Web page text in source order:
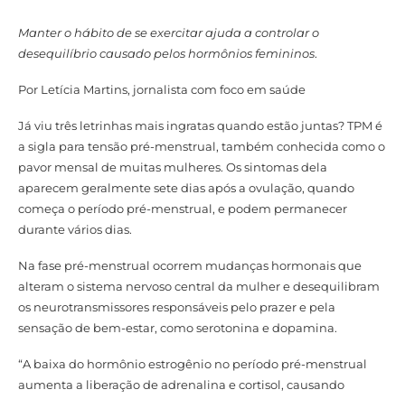
Manter o hábito de se exercitar ajuda a controlar o
desequilíbrio causado pelos hormônios femininos.
Por Letícia Martins, jornalista com foco em saúde
Já viu três letrinhas mais ingratas quando estão juntas? TPM é
a sigla para tensão pré-menstrual, também conhecida como o
pavor mensal de muitas mulheres. Os sintomas dela
aparecem geralmente sete dias após a ovulação, quando
começa o período pré-menstrual, e podem permanecer
durante vários dias.
Na fase pré-menstrual ocorrem mudanças hormonais que
alteram o sistema nervoso central da mulher e desequilibram
os neurotransmissores responsáveis pelo prazer e pela
sensação de bem-estar, como serotonina e dopamina.
“A baixa do hormônio estrogênio no período pré-menstrual
aumenta a liberação de adrenalina e cortisol, causando